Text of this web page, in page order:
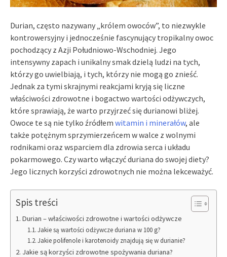
Durian, często nazywany „królem owoców”, to niezwykle
kontrowersyjny i jednocześnie fascynujący tropikalny owoc
pochodzący z Azji Południowo-Wschodniej. Jego
intensywny zapach i unikalny smak dzielą ludzi na tych,
którzy go uwielbiają, i tych, którzy nie mogą go znieść.
Jednak za tymi skrajnymi reakcjami kryją się liczne
właściwości zdrowotne i bogactwo wartości odżywczych,
które sprawiają, że warto przyjrzeć się durianowi bliżej.
Owoce te są nie tylko źródłem witamin i minerałów, ale
także potężnym sprzymierzeńcem w walce z wolnymi
rodnikami oraz wsparciem dla zdrowia serca i układu
pokarmowego. Czy warto włączyć duriana do swojej diety?
Jego licznych korzyści zdrowotnych nie można lekceważyć.
Spis treści
Durian – właściwości zdrowotne i wartości odżywcze
Jakie są wartości odżywcze duriana w 100 g?
Jakie polifenole i karotenoidy znajdują się w durianie?
Jakie są korzyści zdrowotne spożywania duriana?